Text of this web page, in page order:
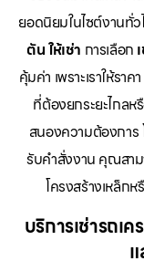
ยอดนิยมในไซต์งานทั่
ตัน ให้เช่า การเลือก
คุ้มค่า เพราะเราให้ราคา
ที่ต้องยกระยะไกลห
สนองความต้องการ
รับคำสั่งงาน คุณสาม
โครงสร้างเหล็ก
บริการเช่ารถเ